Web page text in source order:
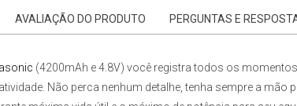
AVALIAÇÃO DO PRODUTO PERGUNTAS E
(4200mAh e 4.8V) você registra todos os
Não perca nenhum detalhe, tenha sempre a mão